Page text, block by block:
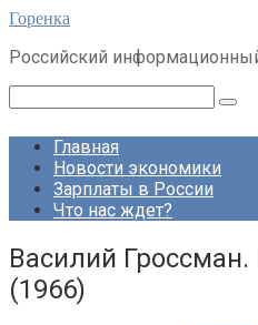
Перейти
контенту
Горенка
Российский
Главная
Новости экономики
Зарплаты в России
Что нас ждет?
Василий
(1966)